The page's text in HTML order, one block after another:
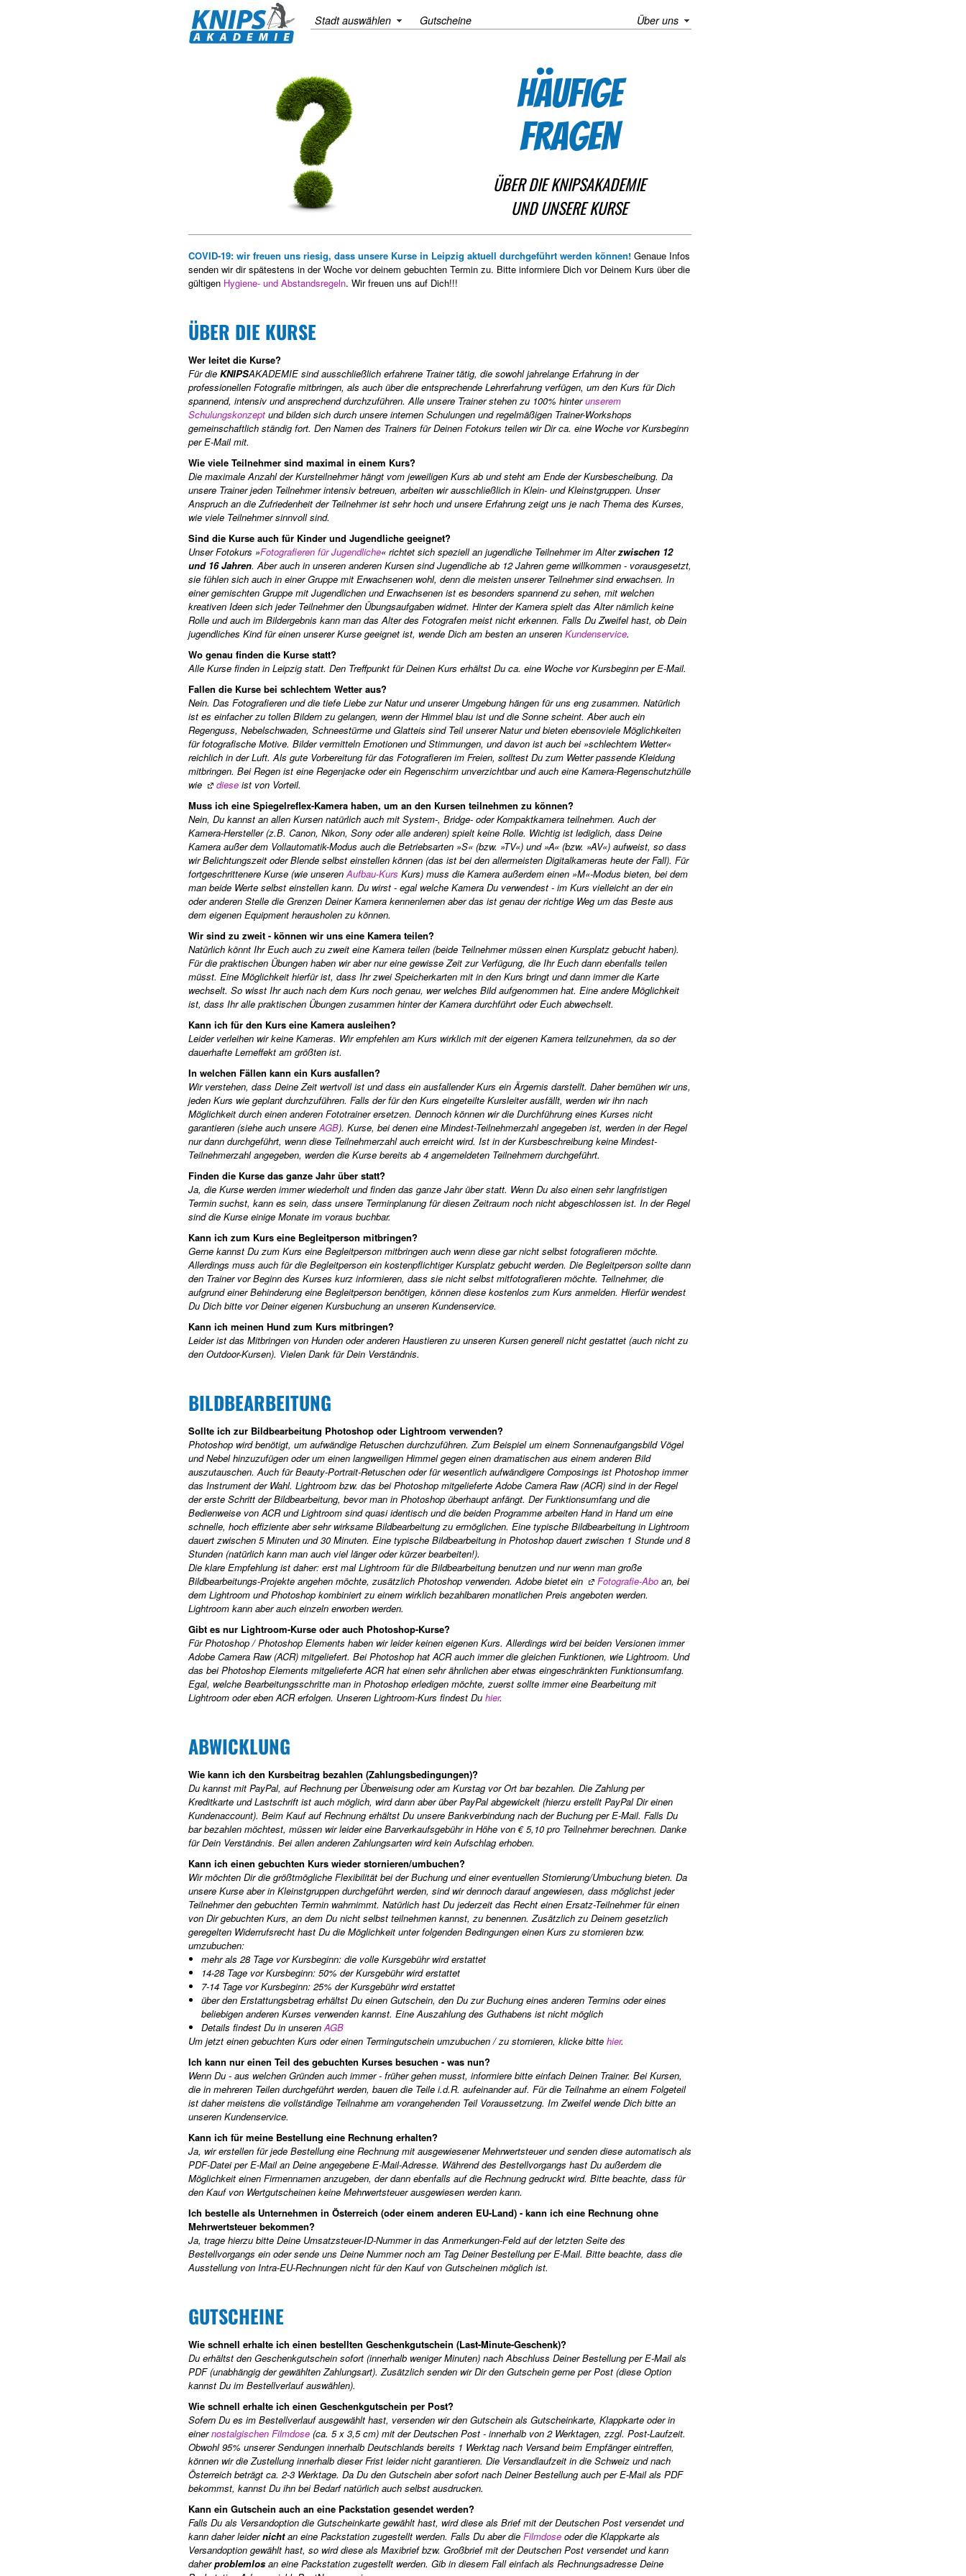
Stadt auswählen Gutscheine Über uns
HÄUFIGE
FRAGEN
ÜBER DIE KNIPSAKADEMIE
UND UNSERE KURSE
COVID-19: wir freuen uns riesig, dass unsere Kurse in Leipzig aktuell durchgeführt werden können! Genaue Infos
senden wir dir spätestens in der Woche vor deinem gebuchten Termin zu. Bitte informiere Dich vor Deinem Kurs über die
gültigen Hygiene- und Abstandsregeln. Wir freuen uns auf Dich!!!
ÜBER DIE KURSE
Wer leitet die Kurse?
Für die KNIPSAKADEMIE sind ausschließlich erfahrene Trainer tätig, die sowohl jahrelange Erfahrung in der
professionellen Fotografie mitbringen, als auch über die entsprechende Lehrerfahrung verfügen, um den Kurs für Dich
spannend, intensiv und ansprechend durchzuführen. Alle unsere Trainer stehen zu 100% hinterunserem
Schulungskonzept und bilden sich durch unsere internen Schulungen und regelmäßigen Trainer-Workshops
gemeinschaftlich ständig fort. Den Namen des Trainers für Deinen Fotokurs teilen wir Dir ca. eine Woche vor Kursbeginn
per E-Mail mit.
Wie viele Teilnehmer sind maximal in einem Kurs?
Die maximale Anzahl der Kursteilnehmer hängt vom jeweiligen Kurs ab und steht am Ende der Kursbescheibung. Da
unsere Trainer jeden Teilnehmer intensiv betreuen, arbeiten wir ausschließlich in Klein- und Kleinstgruppen. Unser
Anspruch an die Zufriedenheit der Teilnehmer ist sehr hoch und unsere Erfahrung zeigt uns je nach Thema des Kurses,
wie viele Teilnehmer sinnvoll sind.
Sind die Kurse auch für Kinder und Jugendliche geeignet?
Unser Fotokurs »Fotografieren für Jugendliche« richtet sich speziell an jugendliche Teilnehmer im Alterzwischen 12
und 16 Jahren. Aber auch in unseren anderen Kursen sind Jugendliche ab 12 Jahren gerne willkommen - vorausgesetzt,
sie fühlen sich auch in einer Gruppe mit Erwachsenen wohl, denn die meisten unserer Teilnehmer sind erwachsen. In
einer gemischten Gruppe mit Jugendlichen und Erwachsenen ist es besonders spannend zu sehen, mit welchen
kreativen Ideen sich jeder Teilnehmer den Übungsaufgaben widmet. Hinter der Kamera spielt das Alter nämlich keine
Rolle und auch im Bildergebnis kann man das Alter des Fotografen meist nicht erkennen. Falls Du Zweifel hast, ob Dein
jugendliches Kind für einen unserer Kurse geeignet ist, wende Dich am besten an unseren Kundenservice.
Wo genau finden die Kurse statt?
Alle Kurse finden in Leipzig statt. Den Treffpunkt für Deinen Kurs erhältst Du ca. eine Woche vor Kursbeginn per E-Mail.
Fallen die Kurse bei schlechtem Wetter aus?
Nein. Das Fotografieren und die tiefe Liebe zur Natur und unserer Umgebung hängen für uns eng zusammen. Natürlich
ist es einfacher zu tollen Bildern zu gelangen, wenn der Himmel blau ist und die Sonne scheint. Aber auch ein
Regenguss, Nebelschwaden, Schneestürme und Glatteis sind Teil unserer Natur und bieten ebensoviele Möglichkeiten
für fotografische Motive. Bilder vermitteln Emotionen und Stimmungen, und davon ist auch bei »schlechtem Wetter«
reichlich in der Luft. Als gute Vorbereitung für das Fotografieren im Freien, solltest Du zum Wetter passende Kleidung
mitbringen. Bei Regen ist eine Regenjacke oder ein Regenschirm unverzichtbar und auch eine Kamera-Regenschutzhülle
wie
diese ist von Vorteil.
Muss ich eine Spiegelreflex-Kamera haben, um an den Kursen teilnehmen zu können?
Nein, Du kannst an allen Kursen natürlich auch mit System-, Bridge- oder Kompaktkamera teilnehmen. Auch der
Kamera-Hersteller (z.B. Canon, Nikon, Sony oder alle anderen) spielt keine Rolle. Wichtig ist lediglich, dass Deine
Kamera außer dem Vollautomatik-Modus auch die Betriebsarten »S« (bzw. »TV«) und »A« (bzw. »AV«) aufweist, so dass
wir Belichtungszeit oder Blende selbst einstellen können (das ist bei den allermeisten Digitalkameras heute der Fall). Für
fortgeschrittenere Kurse (wie unserenAufbau-Kurs Kurs) muss die Kamera außerdem einen »M«-Modus bieten, bei dem
man beide Werte selbst einstellen kann. Du wirst - egal welche Kamera Du verwendest - im Kurs vielleicht an der ein
oder anderen Stelle die Grenzen Deiner Kamera kennenlernen aber das ist genau der richtige Weg um das Beste aus
dem eigenen Equipment herausholen zu können.
Wir sind zu zweit - können wir uns eine Kamera teilen?
Natürlich könnt Ihr Euch auch zu zweit eine Kamera teilen (beide Teilnehmer müssen einen Kursplatz gebucht haben).
Für die praktischen Übungen haben wir aber nur eine gewisse Zeit zur Verfügung, die Ihr Euch dann ebenfalls teilen
müsst. Eine Möglichkeit hierfür ist, dass Ihr zwei Speicherkarten mit in den Kurs bringt und dann immer die Karte
wechselt. So wisst Ihr auch nach dem Kurs noch genau, wer welches Bild aufgenommen hat. Eine andere Möglichkeit
ist, dass Ihr alle praktischen Übungen zusammen hinter der Kamera durchführt oder Euch abwechselt.
Kann ich für den Kurs eine Kamera ausleihen?
Leider verleihen wir keine Kameras. Wir empfehlen am Kurs wirklich mit der eigenen Kamera teilzunehmen, da so der
dauerhafte Lerneffekt am größten ist.
In welchen Fällen kann ein Kurs ausfallen?
Wir verstehen, dass Deine Zeit wertvoll ist und dass ein ausfallender Kurs ein Ärgernis darstellt. Daher bemühen wir uns,
jeden Kurs wie geplant durchzuführen. Falls der für den Kurs eingeteilte Kursleiter ausfällt, werden wir ihn nach
Möglichkeit durch einen anderen Fototrainer ersetzen. Dennoch können wir die Durchführung eines Kurses nicht
garantieren (siehe auch unsereAGB). Kurse, bei denen eine Mindest-Teilnehmerzahl angegeben ist, werden in der Regel
nur dann durchgeführt, wenn diese Teilnehmerzahl auch erreicht wird. Ist in der Kursbeschreibung keine Mindest-
Teilnehmerzahl angegeben, werden die Kurse bereits ab 4 angemeldeten Teilnehmern durchgeführt.
Finden die Kurse das ganze Jahr über statt?
Ja, die Kurse werden immer wiederholt und finden das ganze Jahr über statt. Wenn Du also einen sehr langfristigen
Termin suchst, kann es sein, dass unsere Terminplanung für diesen Zeitraum noch nicht abgeschlossen ist. In der Regel
sind die Kurse einige Monate im voraus buchbar.
Kann ich zum Kurs eine Begleitperson mitbringen?
Gerne kannst Du zum Kurs eine Begleitperson mitbringen auch wenn diese gar nicht selbst fotografieren möchte.
Allerdings muss auch für die Begleitperson ein kostenpflichtiger Kursplatz gebucht werden. Die Begleitperson sollte dann
den Trainer vor Beginn des Kurses kurz informieren, dass sie nicht selbst mitfotografieren möchte. Teilnehmer, die
aufgrund einer Behinderung eine Begleitperson benötigen, können diese kostenlos zum Kurs anmelden. Hierfür wendest
Du Dich bitte vor Deiner eigenen Kursbuchung an unseren Kundenservice.
Kann ich meinen Hund zum Kurs mitbringen?
Leider ist das Mitbringen von Hunden oder anderen Haustieren zu unseren Kursen generell nicht gestattet (auch nicht zu
den Outdoor-Kursen). Vielen Dank für Dein Verständnis.
BILDBEARBEITUNG
Sollte ich zur Bildbearbeitung Photoshop oder Lightroom verwenden?
Photoshop wird benötigt, um aufwändige Retuschen durchzuführen. Zum Beispiel um einem Sonnenaufgangsbild Vögel
und Nebel hinzuzufügen oder um einen langweiligen Himmel gegen einen dramatischen aus einem anderen Bild
auszutauschen. Auch für Beauty-Portrait-Retuschen oder für wesentlich aufwändigere Composings ist Photoshop immer
das Instrument der Wahl. Lightroom bzw. das bei Photoshop mitgelieferte Adobe Camera Raw (ACR) sind in der Regel
der erste Schritt der Bildbearbeitung, bevor man in Photoshop überhaupt anfängt. Der Funktionsumfang und die
Bedienweise von ACR und Lightroom sind quasi identisch und die beiden Programme arbeiten Hand in Hand um eine
schnelle, hoch effiziente aber sehr wirksame Bildbearbeitung zu ermöglichen. Eine typische Bildbearbeitung in Lightroom
dauert zwischen 5 Minuten und 30 Minuten. Eine typische Bildbearbeitung in Photoshop dauert zwischen 1 Stunde und 8
Stunden (natürlich kann man auch viel länger oder kürzer bearbeiten!).
Die klare Empfehlung ist daher: erst mal Lightroom für die Bildbearbeitung benutzen und nur wenn man große
Bildbearbeitungs-Projekte angehen möchte,zusätzlich Photoshop verwenden. Adobe bietet ein Fotografie-Abo an, bei
dem Lightroom und Photoshop kombiniert zu einem wirklich bezahlbaren monatlichen Preis angeboten werden.
Lightroom kann aber auch einzeln erworben werden.
Gibt es nur Lightroom-Kurse oder auch Photoshop-Kurse?
Für Photoshop / Photoshop Elements haben wir leider keinen eigenen Kurs. Allerdings wird bei beiden Versionen immer
Adobe Camera Raw (ACR) mitgeliefert. Bei Photoshop hat ACR auch immer die gleichen Funktionen, wie Lightroom. Und
das bei Photoshop Elements mitgelieferte ACR hat einen sehr ähnlichen aber etwas eingeschränkten Funktionsumfang.
Egal, welche Bearbeitungsschritte man in Photoshop erledigen möchte, zuerst sollte immer eine Bearbeitung mit
Lightroom oder eben ACR erfolgen. Unseren Lightroom-Kurs findest Du hier.
ABWICKLUNG
Wie kann ich den Kursbeitrag bezahlen (Zahlungsbedingungen)?
Du kannst mit PayPal, auf Rechnung per Überweisung oder am Kurstag vor Ort bar bezahlen. Die Zahlung per
Kreditkarte und Lastschrift ist auch möglich, wird dann aber über PayPal abgewickelt (hierzu erstellt PayPal Dir einen
Kundenaccount). Beim Kauf auf Rechnung erhältst Du unsere Bankverbindung nach der Buchung per E-Mail. Falls Du
bar bezahlen möchtest, müssen wir leider eine Barverkaufsgebühr in Höhe von € 5,10 pro Teilnehmer berechnen. Danke
für Dein Verständnis. Bei allen anderen Zahlungsarten wird kein Aufschlag erhoben.
Kann ich einen gebuchten Kurs wieder stornieren/umbuchen?
Wir möchten Dir die größtmögliche Flexibilität bei der Buchung und einer eventuellen Stornierung/Umbuchung bieten. Da
unsere Kurse aber in Kleinstgruppen durchgeführt werden, sind wir dennoch darauf angewiesen, dass möglichst jeder
Teilnehmer den gebuchten Termin wahrnimmt. Natürlich hast Du jederzeit das Recht einen Ersatz-Teilnehmer für einen
von Dir gebuchten Kurs, an dem Du nicht selbst teilnehmen kannst, zu benennen. Zusätzlich zu Deinem gesetzlich
geregelten Widerrufsrecht hast Du die Möglichkeit unter folgenden Bedingungen einen Kurs zu stornieren bzw.
umzubuchen:
mehr als 28 Tage vor Kursbeginn: die volle Kursgebühr wird erstattet
14-28 Tage vor Kursbeginn: 50% der Kursgebühr wird erstattet
7-14 Tage vor Kursbeginn: 25% der Kursgebühr wird erstattet
über den Erstattungsbetrag erhältst Du einen Gutschein, den Du zur Buchung eines anderen Termins oder eines
beliebigen anderen Kurses verwenden kannst. Eine Auszahlung des Guthabens ist nicht möglich
Details findest Du in unserenAGB
Um jetzt einen gebuchten Kurs oder einen Termingutschein umzubuchen / zu stornieren, klicke bitte hier.
Ich kann nur einen Teil des gebuchten Kurses besuchen - was nun?
Wenn Du - aus welchen Gründen auch immer - früher gehen musst, informiere bitte einfach Deinen Trainer. Bei Kursen,
die in mehreren Teilen durchgeführt werden, bauen die Teile i.d.R. aufeinander auf. Für die Teilnahme an einem Folgeteil
ist daher meistens die vollständige Teilnahme am vorangehenden Teil Voraussetzung. Im Zweifel wende Dich bitte an
unseren Kundenservice.
Kann ich für meine Bestellung eine Rechnung erhalten?
Ja, wir erstellen für jede Bestellung eine Rechnung mit ausgewiesener Mehrwertsteuer und senden diese automatisch als
PDF-Datei per E-Mail an Deine angegebene E-Mail-Adresse. Während des Bestellvorgangs hast Du außerdem die
Möglichkeit einen Firmennamen anzugeben, der dann ebenfalls auf die Rechnung gedruckt wird. Bitte beachte, dass für
den Kauf von Wertgutscheinen keine Mehrwertsteuer ausgewiesen werden kann.
Ich bestelle als Unternehmen in Österreich (oder einem anderen EU-Land) - kann ich eine Rechnung ohne
Mehrwertsteuer bekommen?
Ja, trage hierzu bitte Deine Umsatzsteuer-ID-Nummer in das Anmerkungen-Feld auf der letzten Seite des
Bestellvorgangs ein oder sende uns Deine Nummer noch am Tag Deiner Bestellung per E-Mail. Bitte beachte, dass die
Ausstellung von Intra-EU-Rechnungen nicht für den Kauf von Gutscheinen möglich ist.
GUTSCHEINE
Wie schnell erhalte ich einen bestellten Geschenkgutschein (Last-Minute-Geschenk)?
Du erhältst den Geschenkgutschein sofort (innerhalb weniger Minuten) nach Abschluss Deiner Bestellung per E-Mail als
PDF (unabhängig der gewählten Zahlungsart). Zusätzlich senden wir Dir den Gutschein gerne per Post (diese Option
kannst Du im Bestellverlauf auswählen).
Wie schnell erhalte ich einen Geschenkgutschein per Post?
Sofern Du es im Bestellverlauf ausgewählt hast, versenden wir den Gutschein als Gutscheinkarte, Klappkarte oder in
einernostalgischen Filmdose (ca. 5 x 3,5 cm) mit der Deutschen Post - innerhalb von 2 Werktagen, zzgl. Post-Laufzeit.
Obwohl 95% unserer Sendungen innerhalb Deutschlands bereits 1 Werktag nach Versand beim Empfänger eintreffen,
können wir die Zustellung innerhalb dieser Frist leider nicht garantieren. Die Versandlaufzeit in die Schweiz und nach
Österreich beträgt ca. 2-3 Werktage. Da Du den Gutschein aber sofort nach Deiner Bestellung auch per E-Mail als PDF
bekommst, kannst Du ihn bei Bedarf natürlich auch selbst ausdrucken.
Kann ein Gutschein auch an eine Packstation gesendet werden?
Falls Du als Versandoption die Gutscheinkarte gewählt hast, wird diese als Brief mit der Deutschen Post versendet und
kann daher leidernichtan eine Packstation zugestellt werden. Falls Du aber die Filmdose oder die Klappkarte als
Versandoption gewählt hast, so wird diese als Maxibrief bzw. Großbrief mit der Deutschen Post versendet und kann
daherproblemlos an eine Packstation zugestellt werden. Gib in diesem Fall einfach als Rechnungsadresse Deine